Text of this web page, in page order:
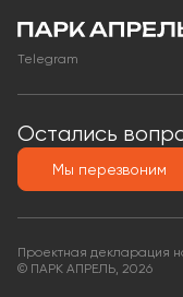
Telegram
Остались
Мы перезвоним
Проектная декларация
© ПАРК АПРЕЛЬ, 2026